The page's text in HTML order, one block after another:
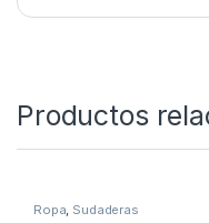
SKU:5055144865676